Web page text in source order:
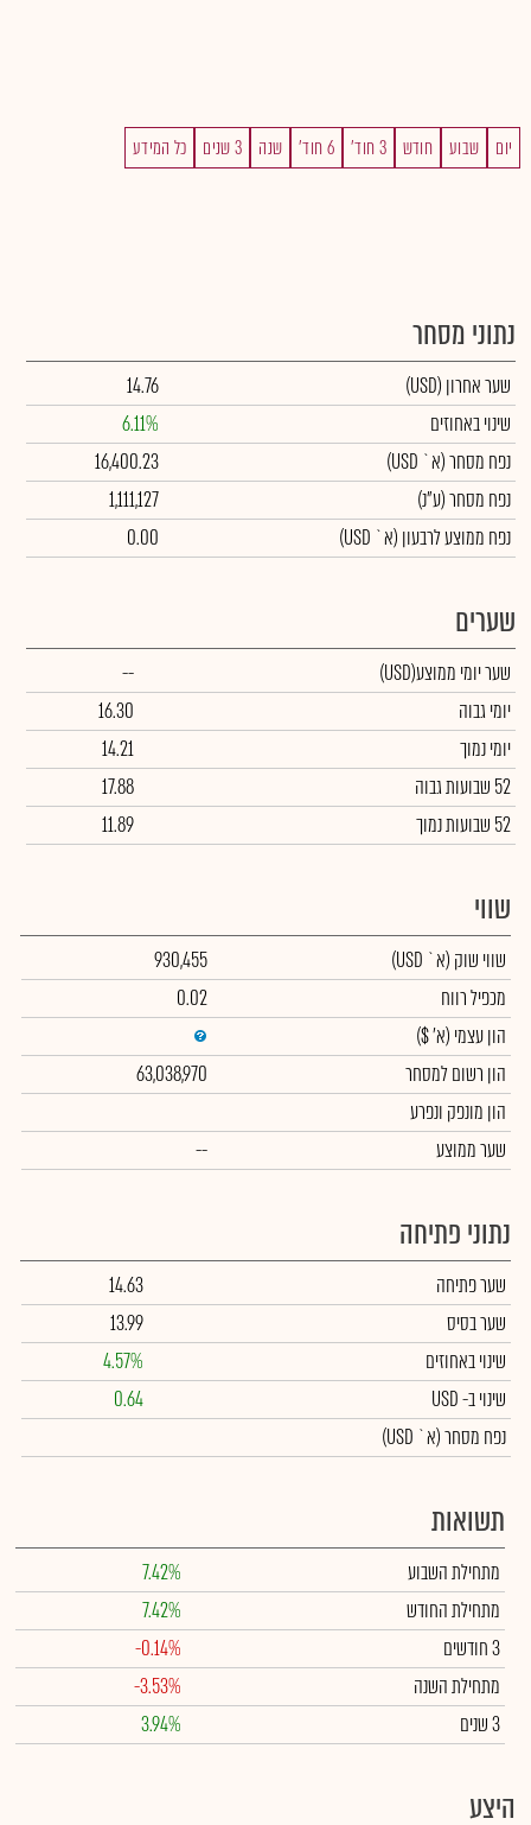
יום שבוע חודש 3 חוד' 6 חוד' שנה 3 שנים כל המידע
נתוני מסחר
שער אחרון (USD)
14.76
שינוי באחוזים
6.11%
נפח מסחר(א` USD)
16,400.23
נפח מסחר(ע"נ)
1,111,127
נפח ממוצע לרבעון (א` USD)
0.00
שערים
שער יומי ממוצע(USD)
--
יומי גבוה
16.30
יומי נמוך
14.21
52 שבועות גבוה
17.88
52 שבועות נמוך
11.89
שווי
שווי שוק (א` USD)
930,455
מכפיל רווח
0.02
הון עצמי (א' $)
הון רשום למסחר
63,038,970
הון מונפק ונפרע
שער ממוצע
--
נתוני פתיחה
שער פתיחה
14.63
שער בסיס
13.99
שינוי באחוזים
4.57%
שינויב- USD
0.64
נפח מסחר(א` USD)
תשואות
מתחילת השבוע
7.42%
מתחילת החודש
7.42%
3 חודשים
-0.14%
מתחילת השנה
-3.53%
3 שנים
3.94%
היצע